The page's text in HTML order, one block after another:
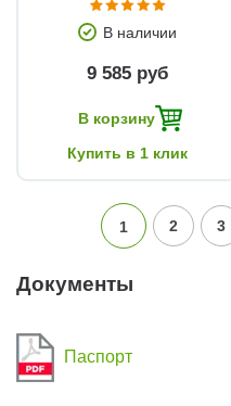
В наличии
9 585 руб
В корзину
Купить в 1 клик
1 2 3
Документы
Паспорт